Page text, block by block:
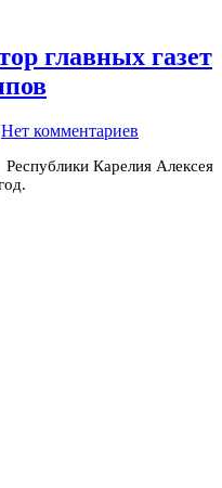
главных газет
Нет комментариев
Карелия Алексея